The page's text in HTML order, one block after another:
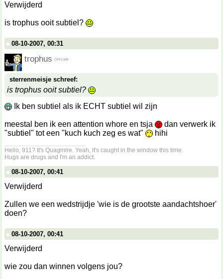
Verwijderd
is trophus ooit subtiel?
08-10-2007, 00:31
trophus
sterrenmeisje schreef:
is trophus ooit subtiel?
Ik ben subtiel als ik ECHT subtiel wil zijn
meestal ben ik een attention whore en tsja
dan verwerk ik
"subtiel" tot een "kuch kuch zeg es wat"
hihi
Hello, 911? It's Quagmire. Yeah, it's caught in the window this time.
Hugs are drugs and I'm an addict.
08-10-2007, 00:41
Verwijderd
Zullen we een wedstrijdje 'wie is de grootste aandachtshoer'
doen?
08-10-2007, 00:41
Verwijderd
wie zou dan winnen volgens jou?